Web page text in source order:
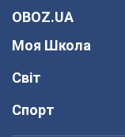
OBOZ.UA
Моя Школа
Світ
Спорт